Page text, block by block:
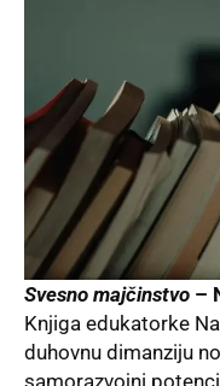
Svesno majčinstvo –
Knjiga edukatorke
duhovnu dimanziju